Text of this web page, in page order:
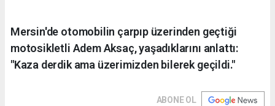
Mersin'de otomobilin çarpıp üzerinden geçtiği
motosikletli Adem Aksaç, yaşadıklarını anlattı:
"Kaza derdik ama üzerimizden bilerek geçildi."
ABONE OL